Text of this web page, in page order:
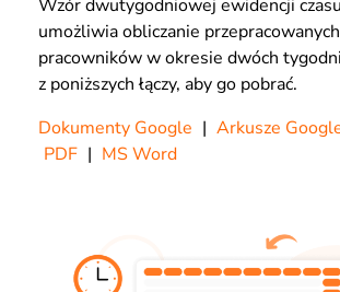
Wzór dwutygodniowej ewidencji
umożliwia obliczanie
pracowników w okresie dwóch
z poniższych łączy, aby go pobrać.
Dokumenty Google | Arkusze
PDF | MS Word